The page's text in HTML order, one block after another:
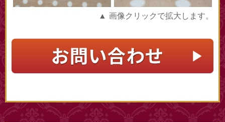
▲ 画像クリックで拡大します。